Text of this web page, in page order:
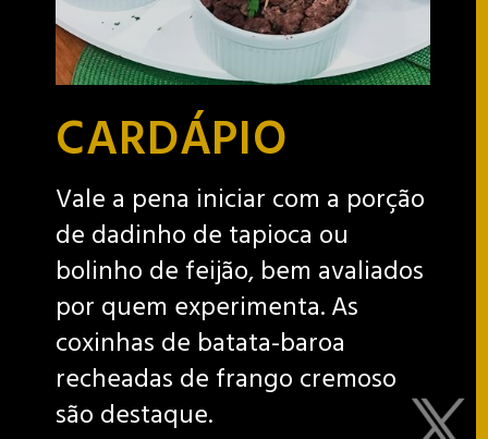
CARDÁPIO
Vale a pena iniciar com a porção
de dadinho de tapioca ou
bolinho de feijão, bem avaliados
por quem experimenta. As
coxinhas de batata-baroa
recheadas de frango cremoso
são destaque.